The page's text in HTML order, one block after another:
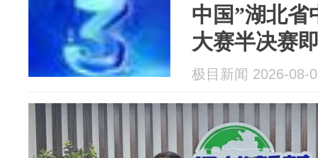
中国”湖北省
大赛半决赛
极目新闻 2026-08-